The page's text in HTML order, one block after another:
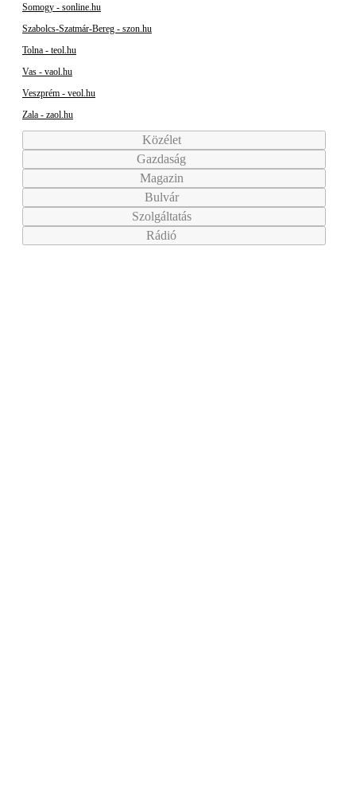
Somogy - sonline.hu
Szabolcs-Szatmár-Bereg - szon.hu
Tolna - teol.hu
Vas - vaol.hu
Veszprém - veol.hu
Zala - zaol.hu
Közélet
Gazdaság
Magazin
Bulvár
Szolgáltatás
Rádió